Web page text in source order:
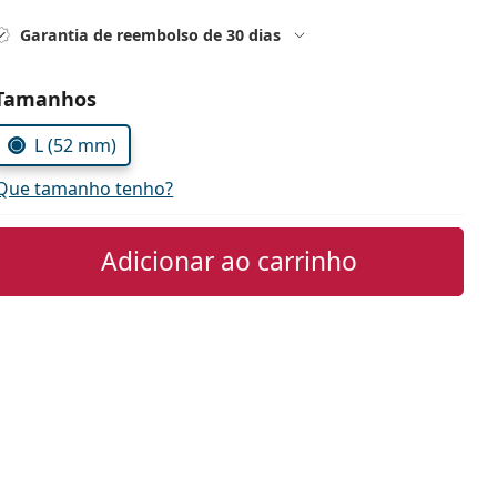
Garantia de reembolso de 30 dias
parâmetros
L (52 mm)
tamanho tenho?
Adicionar ao carrinho